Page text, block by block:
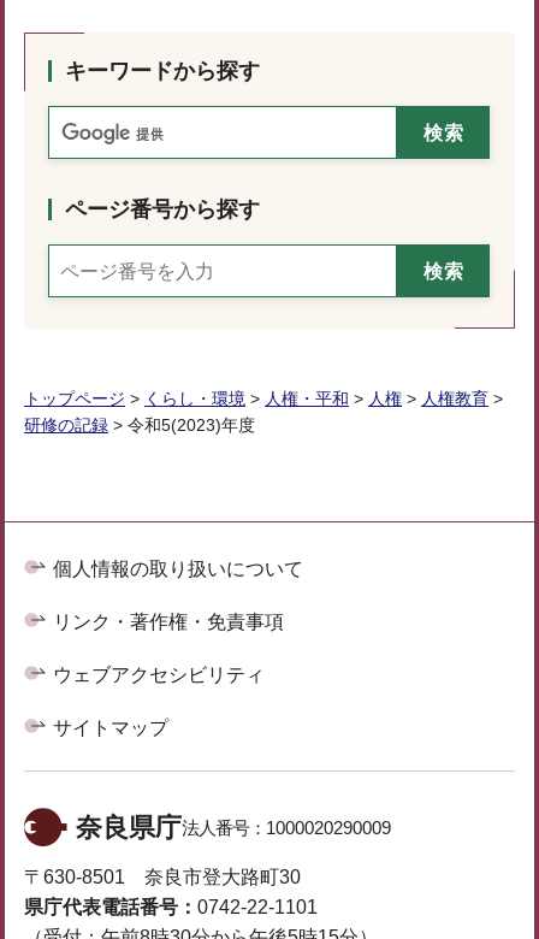
キーワードから探す
ページ番号から探す
トップページ > くらし・環境 > 人権・平和 > 人権 > 人権教育 >
研修の記録 > 令和5(2023)年度
個人情報の取り扱いについて
リンク・著作権・免責事項
ウェブアクセシビリティ
サイトマップ
奈良県庁法人番号： 1000020290009
〒630-8501 奈良市登大路町30
県庁代表電話番号： 0742-22-1101